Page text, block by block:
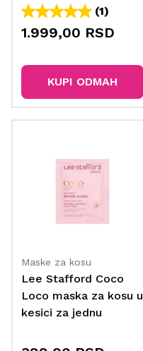
ml
(1)
1.999,00 RSD
KUPI ODMAH
Maske za kosu
Lee Stafford Coco
Loco maska za kosu u
kesici za jednu